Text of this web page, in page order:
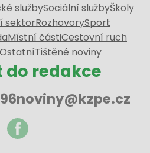
službySociální službyŠkoly
sektorRozhovorySport
Místní částiCestovní ruch
OstatníTištěné noviny
do redakce
noviny@kzpe.cz